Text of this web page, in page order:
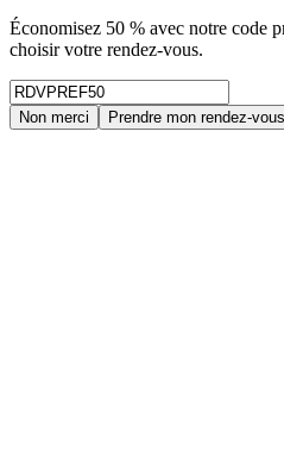
Économisez 50 % avec notre code
choisir votre rendez-vous.
Non merci Prendre mon rendez-vous